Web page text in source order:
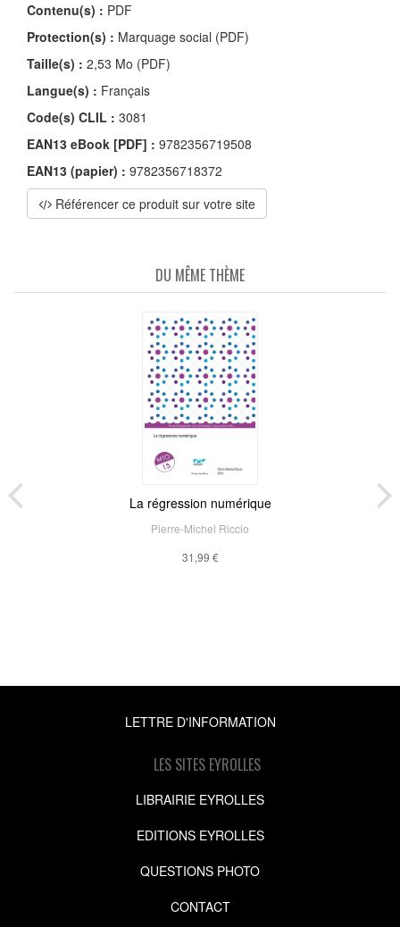
Contenu(s) : PDF
Protection(s) : Marquage social (PDF)
Taille(s) : 2,53 Mo (PDF)
Langue(s) : Français
Code(s) CLIL : 3081
EAN13 eBook [PDF] : 9782356719508
EAN13 (papier) : 9782356718372
Référencer ce produit sur votre site
DU MÊME THÈME
La régression numérique
Pierre-Michel Riccio
31,99 €
LETTRE D'INFORMATION
LES SITES EYROLLES
LIBRAIRIE EYROLLES
EDITIONS EYROLLES
QUESTIONS PHOTO
CONTACT